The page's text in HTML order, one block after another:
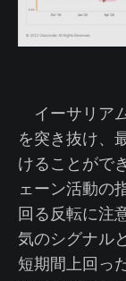
イーサリア
を突き抜け、
けることがで
ェーン活動の
回る反転に注
気のシグナル
短期間上回っ